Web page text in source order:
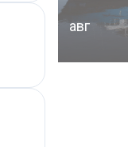
блюда от
Если у
менеджеру
в
себя
авг